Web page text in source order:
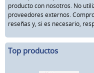
producto con nosotros. No
proveedores externos.
reseñas y, si es necesario,
Top productos